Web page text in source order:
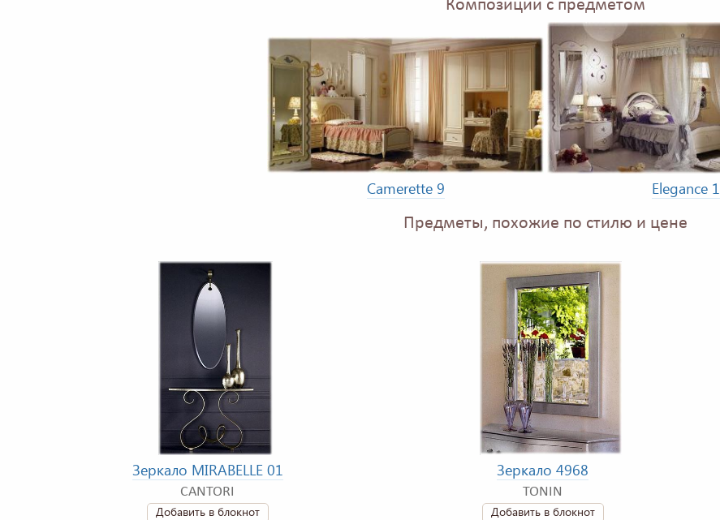
Композиции с предметом
Camerette 9 Elegance 1
Предметы, похожие по стилю и цене
Зеркало MIRABELLE 01
CANTORI
Добавить в блокнот
Зеркало 4968
TONIN
Добавить в блокнот